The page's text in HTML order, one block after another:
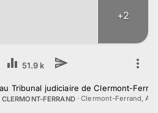
+2
51.9 k
Tribunal judiciaire de Clermont-
FERRAND·Clermont-Ferrand,